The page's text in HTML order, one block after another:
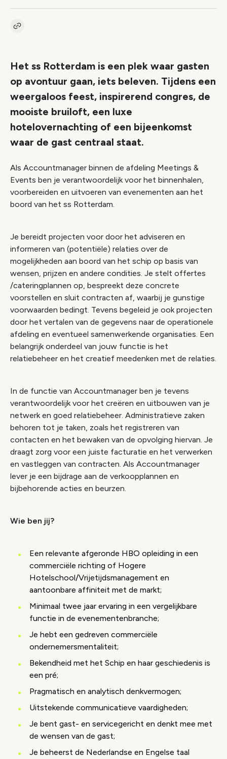
Kopieer link naar vacature
Het ss Rotterdam is een plek waar gasten
op avontuur gaan, iets beleven. Tijdens een
weergaloos feest, inspirerend congres, de
mooiste bruiloft, een luxe
hotelovernachting of een bijeenkomst
waar de gast centraal staat.
Als Accountmanager binnen de afdeling Meetings &
Events ben je verantwoordelijk voor het binnenhalen,
voorbereiden en uitvoeren van evenementen aan het
boord van het ss Rotterdam.
Je bereidt projecten voor door het adviseren en
informeren van (potentiële) relaties over de
mogelijkheden aan boord van het schip op basis van
wensen, prijzen en andere condities. Je stelt offertes
/cateringplannen op, bespreekt deze concrete
voorstellen en sluit contracten af, waarbij je gunstige
voorwaarden bedingt. Tevens begeleid je ook projecten
door het vertalen van de gegevens naar de operationele
afdeling en eventueel samenwerkende organisaties. Een
belangrijk onderdeel van jouw functie is het
relatiebeheer en het creatief meedenken met de relaties.
In de functie van Accountmanager ben je tevens
verantwoordelijk voor het creëren en uitbouwen van je
netwerk en goed relatiebeheer. Administratieve zaken
behoren tot je taken, zoals het registreren van
contacten en het bewaken van de opvolging hiervan. Je
draagt zorg voor een juiste facturatie en het verwerken
en vastleggen van contracten. Als Accountmanager
lever je een bijdrage aan de verkoopplannen en
bijbehorende acties en beurzen.
Wie ben jij?
Een relevante afgeronde HBO opleiding in een
commerciële richting of Hogere
Hotelschool/Vrijetijdsmanagement en
aantoonbare affiniteit met de markt;
Minimaal twee jaar ervaring in een vergelijkbare
functie in de evenementenbranche;
Je hebt een gedreven commerciële
ondernemersmentaliteit;
Bekendheid met het Schip en haar geschiedenis is
een pré;
Pragmatisch en analytisch denkvermogen;
Uitstekende communicatieve vaardigheden;
Je bent gast- en servicegericht en denkt mee met
de wensen van de gast;
Je beheerst de Nederlandse en Engelse taal